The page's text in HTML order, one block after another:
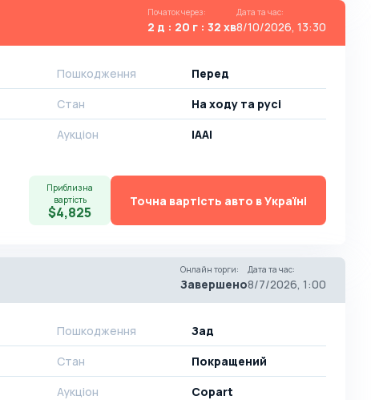
Початок через:
2 д : 20 г : 32 хв
Дата та час:
8/10/2026, 13:30
Пошкодження
Перед
Стан
На ​​ходу та русі
Аукціон
IAAI
Приблизна
вартість
$4,825
Точна вартість авто в Україні
Онлайн торги:
Завершено
Дата та час:
8/7/2026, 1:00
Пошкодження
Зад
Стан
Покращений
Аукціон
Copart